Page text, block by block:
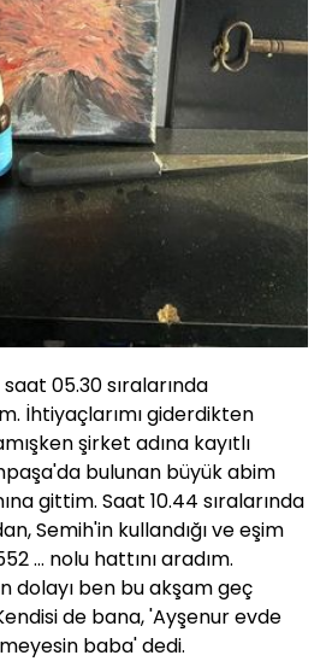
05.30 sıralarında
İhtiyaçlarımı giderdikten
şirket adına kayıtlı
bulunan büyük abim
gittim. Saat 10.44 sıralarında
Semih'in kullandığı ve eşim
… nolu hattını aradım.
dolayı ben bu akşam geç
de bana, 'Ayşenur evde
baba' dedi.